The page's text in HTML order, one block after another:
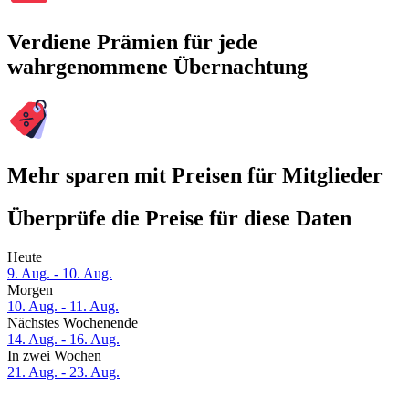
Verdiene Prämien für jede
wahrgenommene Übernachtung
Mehr sparen mit Preisen für Mitglieder
Überprüfe die Preise für diese Daten
Heute
9. Aug. - 10. Aug.
Morgen
10. Aug. - 11. Aug.
Nächstes Wochenende
14. Aug. - 16. Aug.
In zwei Wochen
21. Aug. - 23. Aug.